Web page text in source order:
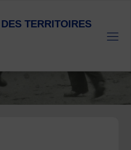
DES TERRITOIRES